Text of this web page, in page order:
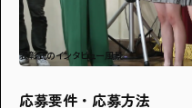
表彰式のインタビュー風景
応募要件・応募方法